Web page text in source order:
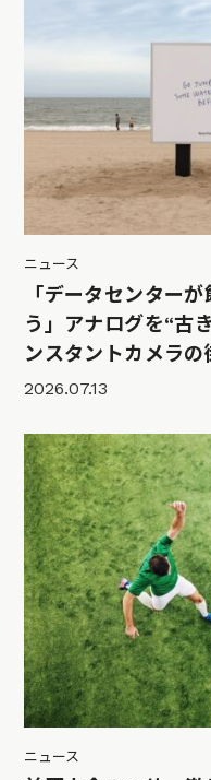
ニュース
「データセンター
う」アナログを“古
ンスタントカメラの
2026.07.13
ニュース